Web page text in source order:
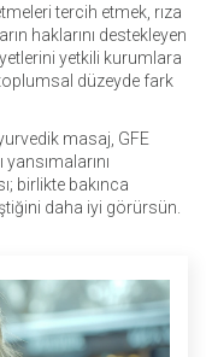
tercih etmek, rıza
haklarını destekleyen
yetkili kurumlara
düzeyde fark
masaj, GFE
birlikte bakınca
daha iyi görürsün.